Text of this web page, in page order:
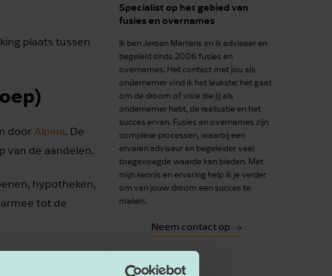
plaats tussen
door Alpina. De
van de aandelen.
hypotheken,
tot de
Specialist op het gebied van
fusies en overnames
Ik ben Jeroen Martens en ik adviseer en
begeleid sinds 2006 fusies en
overnames. Het contact met jou als
ondernemer vind ik het leukste: het gaat
om de droom of visie die jij als
ondernemer hebt, de realisatie en het
succes ervan. Fusies en overnames zijn
complexe processen, waarbij een
ervaren adviseur en begeleider veel
toegevoegde waarde kan bieden. Met
mijn kennis en ervaring help ik je verder
om van jouw droom een succes te
maken.
Neem contact op